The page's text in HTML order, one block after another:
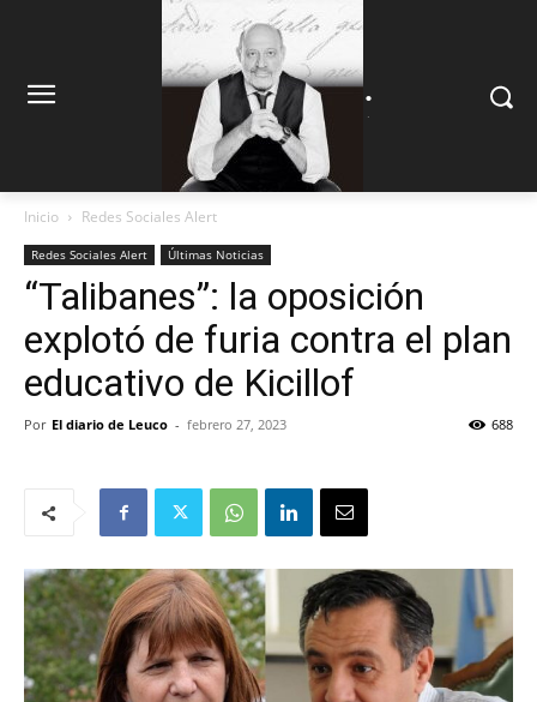
.
Inicio Redes Sociales Alert
Redes Sociales Alert Últimas Noticias
“Talibanes”: la oposición
explotó de furia contra el plan
educativo de Kicillof
Por El diario de Leuco - febrero 27, 2023 688